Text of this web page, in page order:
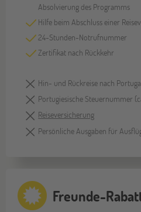
Absolvierung des Programms
Hilfe beim Abschluss einer
24-Stunden-Notrufnummer
Zertifikat nach Rückkehr
Hin- und Rückreise nach
Portugiesische Steuernummer
Reiseversicherung
Persönliche Ausgaben für
Freunde-